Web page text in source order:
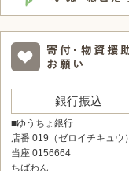
銀行振込
■ゆうちょ銀行
店番 019（ゼロイチキュウ）
当座 0156664
ちばわん